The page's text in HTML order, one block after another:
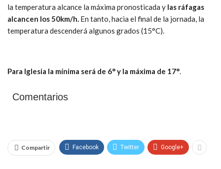
la temperatura alcance la máxima pronosticada y las ráfagas
alcancen los 50km/h. En tanto, hacia el final de la jornada, la
temperatura descenderá algunos grados (15°C).
Para Iglesia la mínima será de 6° y la máxima de 17°.
Comentarios
Compartir Facebook Twitter Google+